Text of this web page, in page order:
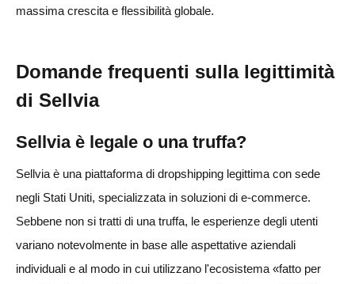
massima crescita e flessibilità globale.
Domande frequenti sulla legittimità
di Sellvia
Sellvia è legale o una truffa?
Sellvia è una piattaforma di dropshipping legittima con sede
negli Stati Uniti, specializzata in soluzioni di e-commerce.
Sebbene non si tratti di una truffa, le esperienze degli utenti
variano notevolmente in base alle aspettative aziendali
individuali e al modo in cui utilizzano l'ecosistema «fatto per